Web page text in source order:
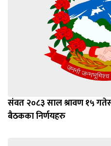
संवत २०८३ साल श्रावण १५
बैठकका निर्णयहरु